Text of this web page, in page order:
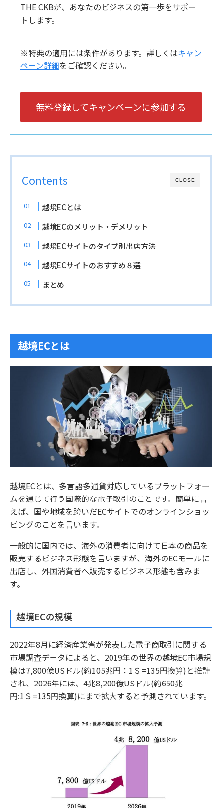
THE CKBが、あなたのビジネスの第一歩をサポー
トします。
※特典の適用には条件があります。詳しくはキャン
ペーン詳細をご確認ください。
無料登録してキャンペーンに参加する
CLOSE
Contents
越境ECとは
越境ECのメリット・デメリット
越境ECサイトのタイプ別出店方法
越境ECサイトのおすすめ８選
まとめ
越境ECとは
越境ECとは、多言語多通貨対応しているプラットフォー
ムを通じて行う国際的な電子取引のことです。簡単に言
えば、国や地域を跨いだECサイトでのオンラインショッ
ピングのことを言います。
一般的に国内では、海外の消費者に向けて日本の商品を
販売するビジネス形態を言いますが、海外のECモールに
出店し、外国消費者へ販売するビジネス形態も含みま
す。
越境ECの規模
2022年8月に経済産業省が発表した電子商取引に関する
市場調査データによると、2019年の世界の越境EC市場規
模は7,800億USドル(約105兆円：1＄=135円換算)と推計
され、2026年には、4兆8,200億USドル(約650兆
円:1＄=135円換算)にまで拡大すると予測されています。